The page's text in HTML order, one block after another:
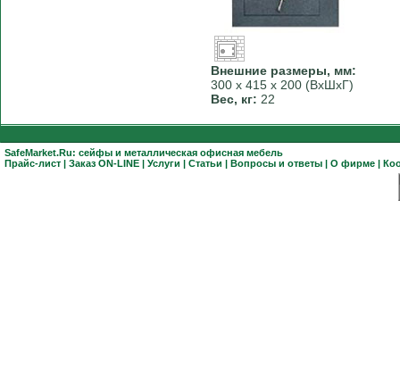
Внешние размеры, мм:
300 х 415 х 200 (ВхШхГ)
Вес, кг: 22
SafeMarket.Ru: сейфы и металлическая офисная мебель
Прайс-лист | Заказ ON-LINE | Услуги | Статьи | Вопросы и ответы | О фирме |